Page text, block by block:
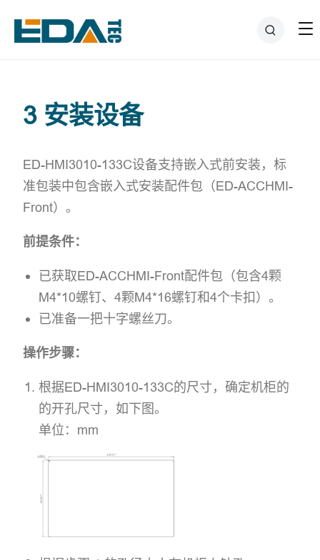
3 安装设备
ED-HMI3010-133C设备支持嵌入式前安装，标
准包装中包含嵌入式安装配件包（ED-ACCHMI-
Front）。
前提条件：
已获取ED-ACCHMI-Front配件包（包含4颗
M4*10螺钉、4颗M4*16螺钉和4个卡扣）。
已准备一把十字螺丝刀。
操作步骤：
根据ED-HMI3010-133C的尺寸，确定机柜的
的开孔尺寸，如下图。
单位：mm